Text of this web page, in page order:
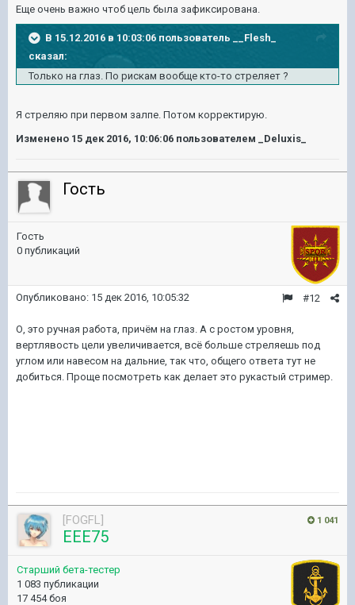
Еще очень важно чтоб цель была зафиксирована.
В 15.12.2016 в 10:03:06 пользователь __Flesh_
сказал:
Только на глаз. По рискам вообще кто-то стреляет ?
Я стреляю при первом залпе. Потом корректирую.
Изменено 15 дек 2016, 10:06:06 пользователем _Deluxis_
Гость
Гость
0 публикаций
#12
Опубликовано: 15 дек 2016, 10:05:32
О, это ручная работа, причём на глаз. А с ростом уровня,
вертлявость цели увеличивается, всё больше стреляешь под
углом или навесом на дальние, так что, общего ответа тут не
добиться. Проще посмотреть как делает это рукастый стример.
1 041
[FOGFL]
EEE75
Старший бета-тестер
1 083 публикации
17 454 боя